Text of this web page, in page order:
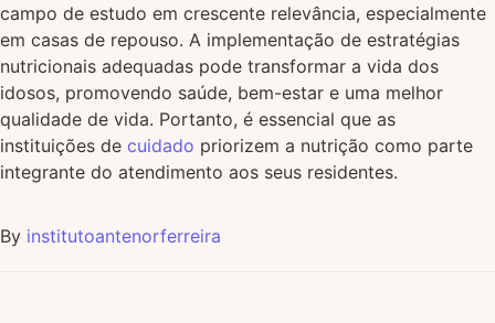
campo de estudo em crescente relevância, especialmente
em casas de repouso. A implementação de estratégias
nutricionais adequadas pode transformar a vida dos
idosos, promovendo saúde, bem-estar e uma melhor
qualidade de vida. Portanto, é essencial que as
instituições de cuidado priorizem a nutrição como parte
integrante do atendimento aos seus residentes.
By institutoantenorferreira